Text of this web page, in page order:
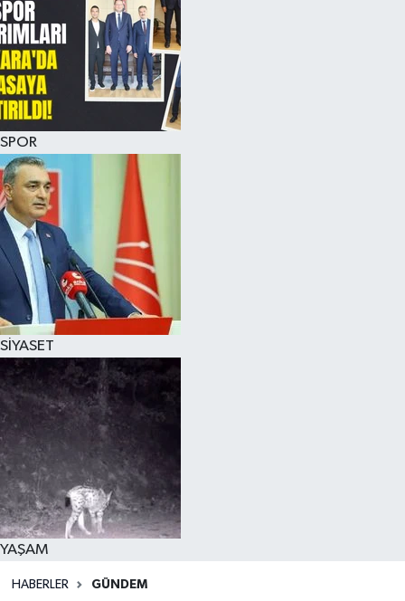
SPOR
SİYASET
YAŞAM
HABERLER GÜNDEM